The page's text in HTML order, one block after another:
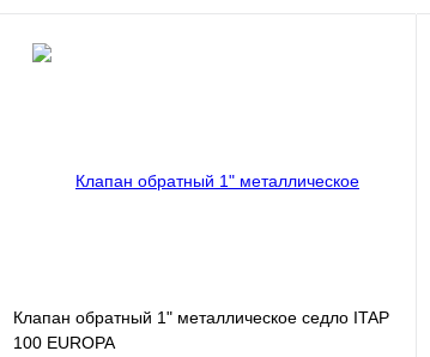
Клапан обратный 1" металлическое седло ITAP
100 EUROPA